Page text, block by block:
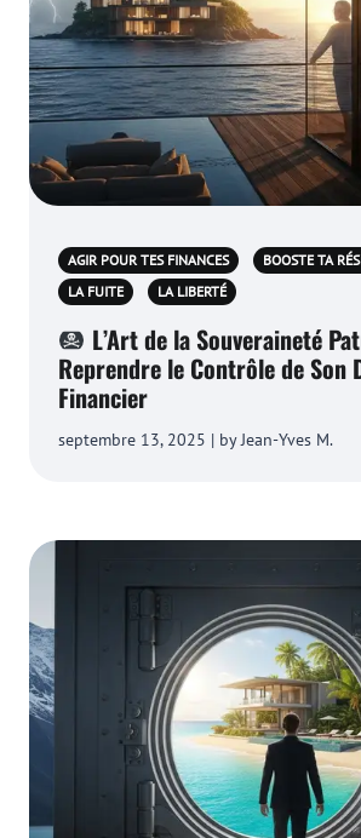
AGIR POUR TES FINANCES
BOOSTE TA
LA FUITE
LA LIBERTÉ
L’Art de la Souveraineté
Reprendre le Contrôle de Son
Financier
septembre 13, 2025 | by Jean-Yves M.